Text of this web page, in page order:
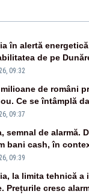
în alertă
de pe
Cernavodă
09:32
de români
Ce se întâmplă
09:37
semnal de alarmă.
bani cash, în
09:39
la limita tehnică a
Prețurile cresc